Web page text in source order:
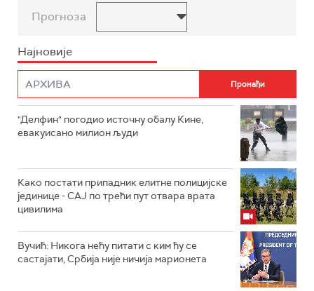
Прогноза
Најновије
"Делфин" погодио источну обалу Кине,
евакуисано милион људи
Како постати припадник елитне полицијске
јединице - СAJ по трећи пут отвара врата
цивилима
Вучић: Никога нећу питати с ким ћу се
састајати, Србија није ничија марионета